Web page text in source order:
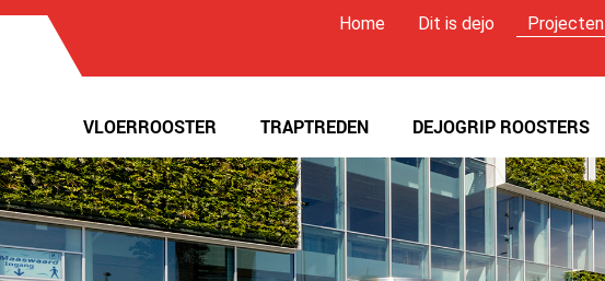
Home Dit is dejo Projecten
VLOERROOSTER TRAPTREDEN DEJOGRIP ROOSTERS